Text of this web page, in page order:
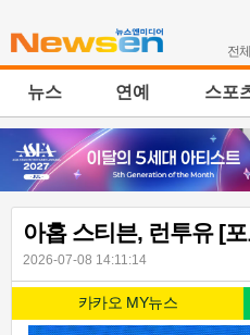
전
뉴스 연예 스포
아홉 스티븐, 런투유 [
2026-07-08 14:11:14
카카오 MY뉴스